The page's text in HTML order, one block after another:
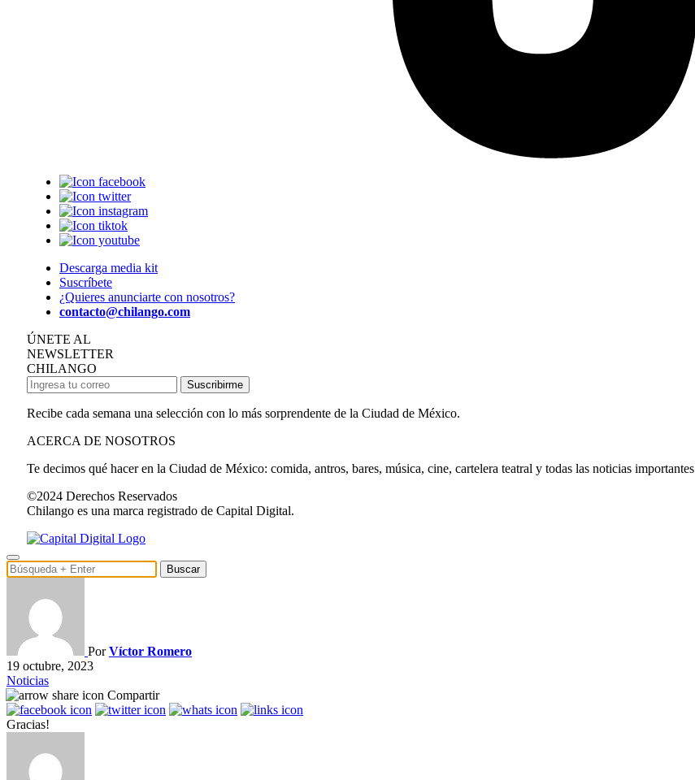
Descarga media kit
Suscríbete
¿Quieres anunciarte con nosotros?
contacto@chilango.com
ÚNETE AL
NEWSLETTER
CHILANGO
Suscribirme
Recibe cada semana una selección con lo más sorprendente de la Ciudad de México.
ACERCA DE NOSOTROS
Te decimos qué hacer en la Ciudad de México: comida, antros, bares, música, cine, cartelera teatral y todas las noticias importantes
©2024 Derechos Reservados
Chilango es una marca registrado de Capital Digital.
Buscar
PorVíctor Romero
19 octubre, 2023
Noticias
Compartir
Gracias!